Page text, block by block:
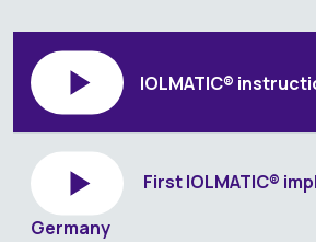
IOLMATIC®
First IOLMATIC®
Germany